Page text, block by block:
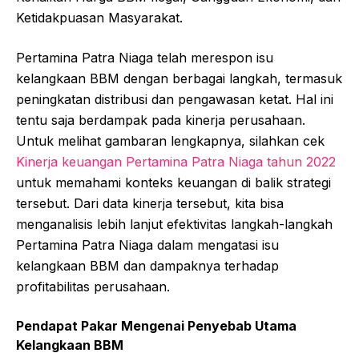
Ketidakpuasan Masyarakat.
Pertamina Patra Niaga telah merespon isu
kelangkaan BBM dengan berbagai langkah, termasuk
peningkatan distribusi dan pengawasan ketat. Hal ini
tentu saja berdampak pada kinerja perusahaan.
Untuk melihat gambaran lengkapnya, silahkan cek
Kinerja keuangan Pertamina Patra Niaga tahun 2022
untuk memahami konteks keuangan di balik strategi
tersebut. Dari data kinerja tersebut, kita bisa
menganalisis lebih lanjut efektivitas langkah-langkah
Pertamina Patra Niaga dalam mengatasi isu
kelangkaan BBM dan dampaknya terhadap
profitabilitas perusahaan.
Pendapat Pakar Mengenai Penyebab Utama
Kelangkaan BBM